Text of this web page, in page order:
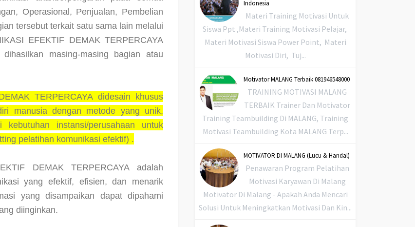
Operasional, Penjualan, Pembelian
tersebut terkait satu sama lain melalui
EFEKTIF DEMAK TERPERCAYA
masing-masing bagian atau
TERPERCAYA didesain khusus
manusia dengan metode yang unik,
instansi/perusahaan untuk
pelatihan komunikasi efektif) .
DEMAK TERPERCAYA adalah
yang efektif, efisien, dan menarik
yang disampaikan dapat dipahami
diinginkan.
Indonesia
Materi Training Motivasi Untuk
Siswa Ppt ,Materi Training Motivasi Pelajar,
Materi Motivasi Siswa Power Point, Materi
Motivasi Diri, Tuj...
Motivator MALANG Terbaik 081946548000
TRAINING MOTIVASI MALANG
TERBAIK Trainer Dan Motivator
Training Teambuilding Di MALANG, Training
Motivasi Teambuilding Kota MALANG Terp...
MOTIVATOR DI MALANG (Lucu & Handal)
Penawaran Program Pelatihan
Motivasi Karyawan Di Malang
Motivator Di Malang - Apakah Anda Mencari
Solusi Untuk Meningkatkan Motivasi Dan Kin...